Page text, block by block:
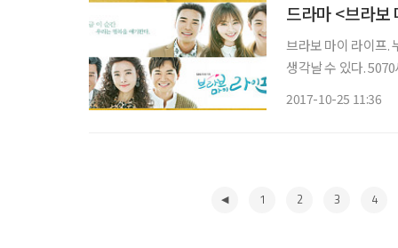
드라마 <브라보
브라보 마이 라이프.
생각날 수 있다.
2017-10-25 11:36
1 2 3 4